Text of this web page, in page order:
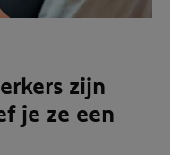
zijn
je ze een